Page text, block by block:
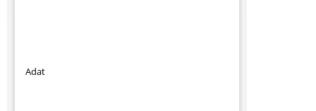
Adat